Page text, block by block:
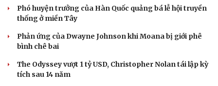
Phó huyện trưởng của Hàn Quốc quảng bá lễ hội truyền
thống ở miền Tây
Phản ứng của Dwayne Johnson khi Moana bị giới phê
bình chê bai
The Odyssey vượt 1 tỷ USD, Christopher Nolan tái lập kỳ
tích sau 14 năm